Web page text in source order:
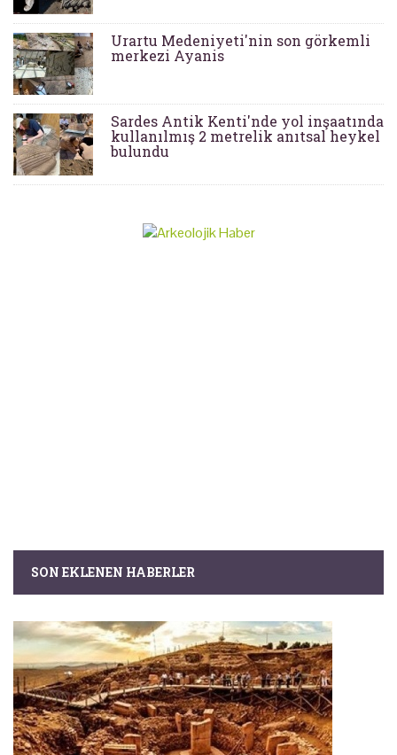
Urartu Medeniyeti'nin son görkemli
merkezi Ayanis
Sardes Antik Kenti'nde yol inşaatında
kullanılmış 2 metrelik anıtsal heykel
bulundu
SON EKLENEN HABERLER